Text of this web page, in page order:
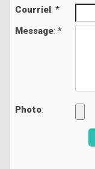
Courriel: *
Message: *
Photo: